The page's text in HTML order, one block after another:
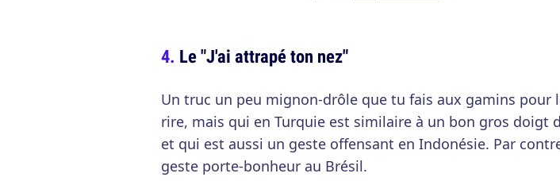
Le "J'ai attrapé ton nez"
Un truc un peu mignon-drôle que tu fais aux gamins pour
rire, mais qui en Turquie est similaire à un bon gros doigt
et qui est aussi un geste offensant en Indonésie. Par
geste porte-bonheur au Brésil.